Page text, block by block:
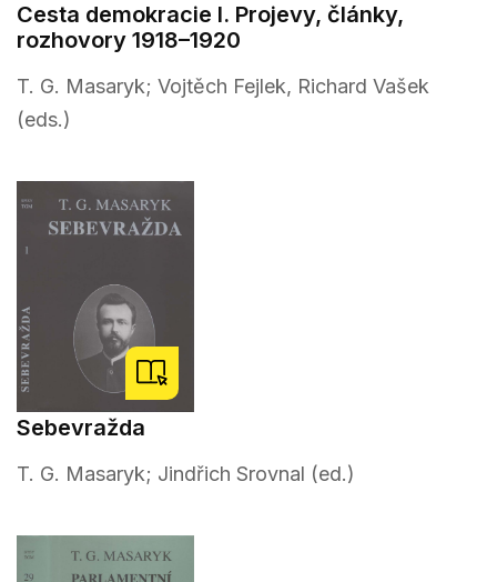
Cesta demokracie I. Projevy, články,
rozhovory 1918–1920
T. G. Masaryk; Vojtěch Fejlek, Richard Vašek
(eds.)
Sebevražda
T. G. Masaryk; Jindřich Srovnal (ed.)